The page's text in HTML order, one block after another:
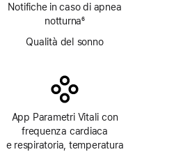
Notifiche in caso di apnea
notturna6
Qualità del sonno
App Parametri Vitali con
frequenza cardiaca
e respiratoria, temperatura